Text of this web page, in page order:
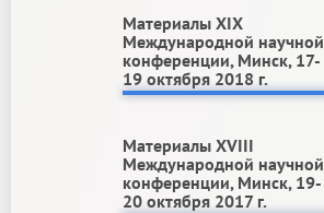
Материалы ХIХ
Международной научной
конференции, Минск, 17-
19 октября 2018 г.
Материалы ХVIII
Международной научной
конференции, Минск, 19-
20 октября 2017 г.